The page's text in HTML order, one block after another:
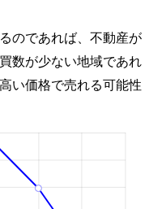
のであれば、不動産が
数が少ない地域であれ
い価格で売れる可能性